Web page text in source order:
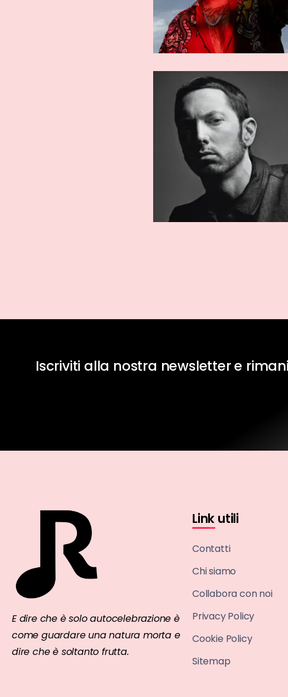
DrefGold
Iscriviti alla nostra newsletter e
E dire che è solo autocelebrazione è
come guardare una natura morta e
dire che è soltanto frutta.
Link utili
Contatti
Chi siamo
Collabora con noi
Privacy Policy
Cookie Policy
Sitemap